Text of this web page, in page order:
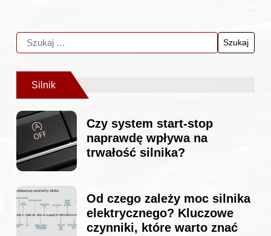
Silnik
Czy system start-stop
naprawdę wpływa na
trwałość silnika?
Od czego zależy moc silnika
elektrycznego? Kluczowe
czynniki, które warto znać